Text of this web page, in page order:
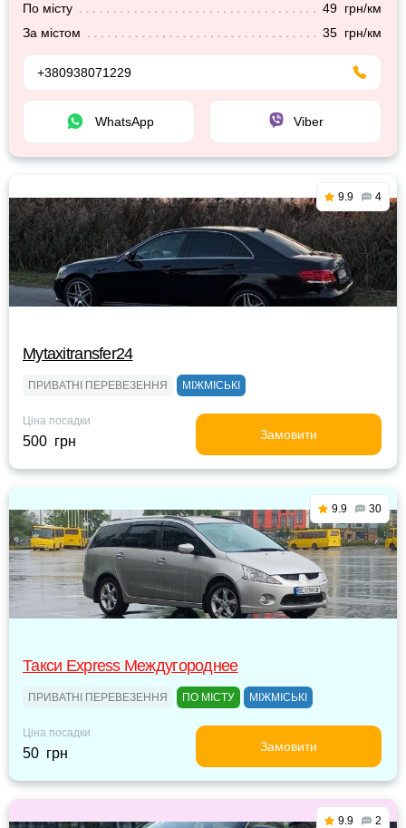
По місту
49 грн/км
За містом
35 грн/км
+380938071229
WhatsApp Viber
9.9 4
Mytaxitransfer24
ПРИВАТНІ ПЕРЕВЕЗЕННЯ МІЖМІСЬКІ
Ціна посадки
500 грн Замовити
9.9 30
Такси Express Междугороднее
ПРИВАТНІ ПЕРЕВЕЗЕННЯ ПО МІСТУ МІЖМІСЬКІ
Ціна посадки
50 грн Замовити
9.9 2